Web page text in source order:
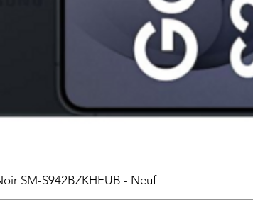
SM-S942BZKHEUB - Neuf